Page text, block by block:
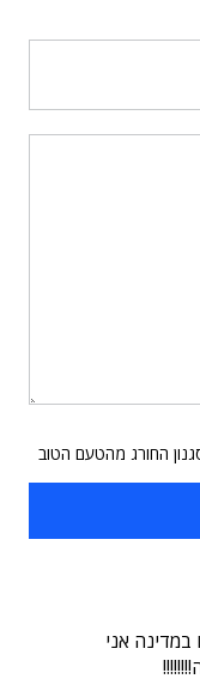
החורג מהטעם הטוב
במדינה אני